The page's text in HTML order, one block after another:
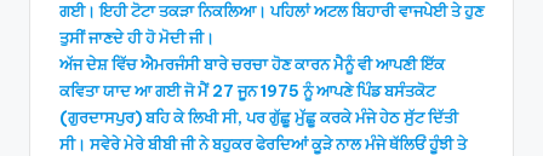
ਗਈ। ਇਹੀ ਟੋਟਾ ਤਕੜਾ ਨਿਕਲਿਆ। ਪਹਿਲਾਂ ਅਟਲ ਬਿਹਾਰੀ ਵਾਜਪੇਈ ਤੇ ਹੁਣ
ਤੁਸੀਂ ਜਾਣਦੇ ਹੀ ਹੋ ਮੋਦੀ ਜੀ।
ਅੱਜ ਦੇਸ਼ ਵਿੱਚ ਐਮਰਜੰਸੀ ਬਾਰੇ ਚਰਚਾ ਹੋਣ ਕਾਰਨ ਮੈਨੂੰ ਵੀ ਆਪਣੀ ਇੱਕ
ਕਵਿਤਾ ਯਾਦ ਆ ਗਈ ਜੋ ਮੈਂ 27 ਜੂਨ 1975 ਨੂੰ ਆਪਣੇ ਪਿੰਡ ਬਸੰਤਕੋਟ
(ਗੁਰਦਾਸਪੁਰ) ਬਹਿ ਕੇ ਲਿਖੀ ਸੀ, ਪਰ ਗੁੱਛੂ ਮੁੱਛੂ ਕਰਕੇ ਮੰਜੇ ਹੇਠ ਸੁੱਟ ਦਿੱਤੀ
ਸੀ। ਸਵੇਰੇ ਮੇਰੇ ਬੀਬੀ ਜੀ ਨੇ ਬਹੁਕਰ ਫੇਰਦਿਆਂ ਕੂੜੇ ਨਾਲ ਮੰਜੇ ਥੱਲਿਓਂ ਹੂੰਝੀ ਤੇ